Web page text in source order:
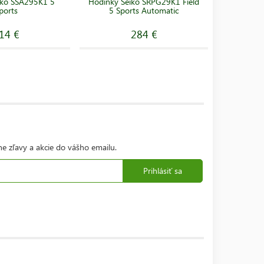
€
5 Sports Automatic
284 €
zľavy a akcie do vášho emailu.
Prihlásiť sa